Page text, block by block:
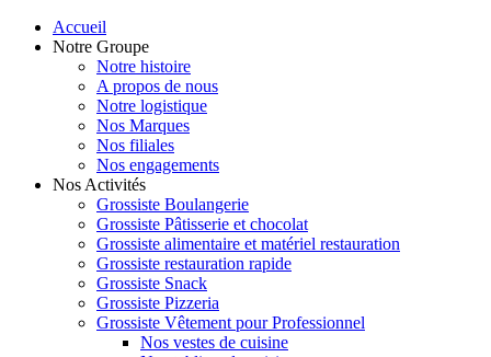
Accueil
Notre Groupe
Notre histoire
A propos de nous
Notre logistique
Nos Marques
Nos filiales
Nos engagements
Nos Activités
Grossiste Boulangerie
Grossiste Pâtisserie et chocolat
Grossiste alimentaire et matériel restauration
Grossiste restauration rapide
Grossiste Snack
Grossiste Pizzeria
Grossiste Vêtement pour Professionnel
Nos vestes de cuisine